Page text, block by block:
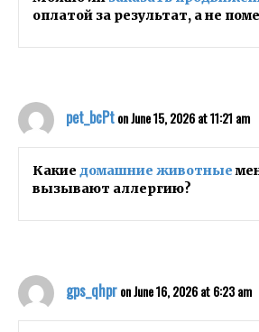
оплатой за результат, а не
pet_bcPton June 15, 2026 at 11:21 am
Какие домашние животные
вызывают аллергию?
gps_qhpron June 16, 2026 at 6:23 am